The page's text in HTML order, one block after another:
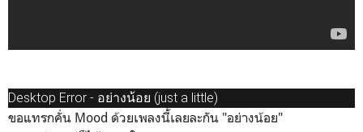
Desktop Error - อย่างน้อย (just a little)
ขอแทรกคั่น Mood ด้วยเพลงนี้เลยละกัน "อย่างน้อย"